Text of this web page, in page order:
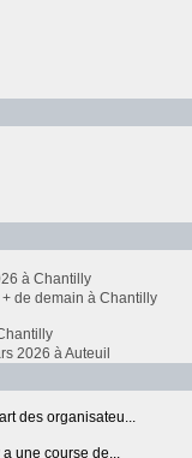
à Chantilly
de demain à Chantilly
2026 à Auteuil
des organisateu...
une course de...